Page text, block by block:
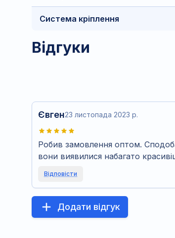
Система кріплення
Відгуки
Євген23 листопада 2023 р.
Робив замовлення оптом.
вони виявилися набагато
Відповісти
Додати відгук